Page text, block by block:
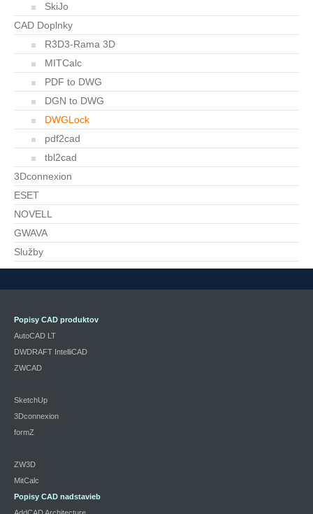
SkiJo
CAD Doplnky
R3D3-Rama 3D
MITCalc
PDF to DWG
DGN to DWG
DWGLock
pdf2cad
tbl2cad
3Dconnexion
ESET
NOVELL
GWAVA
Služby
Popisy CAD produktov
AutoCAD LT
DWDRAFT IntelliCAD
ZWCAD
SketchUp
3Dconnexion
formZ
ZW3D
MitCalc
Popisy CAD nadstavieb